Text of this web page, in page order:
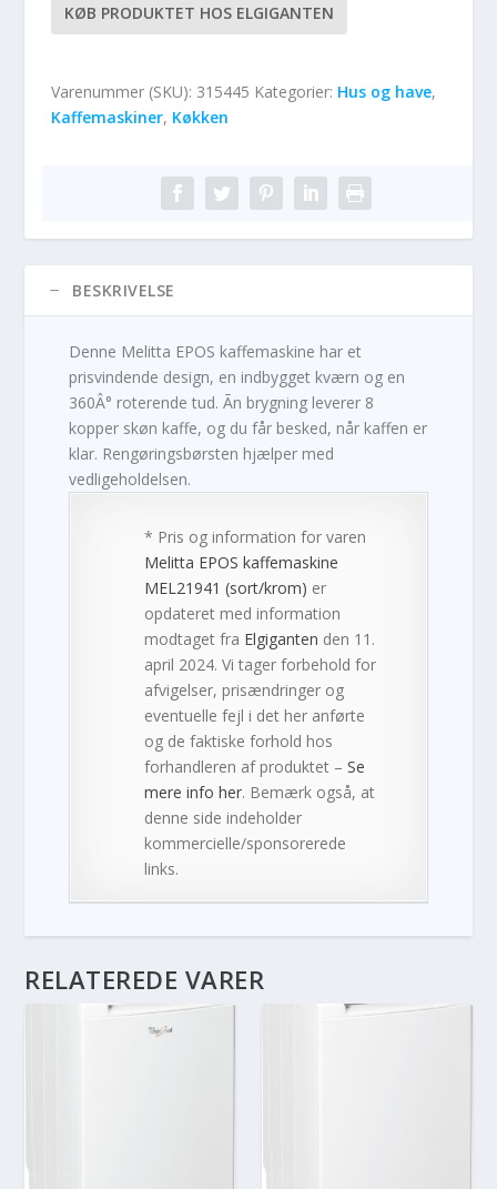
KØB PRODUKTET HOS ELGIGANTEN
Varenummer (SKU): 315445 Kategorier: Hus og have,
Kaffemaskiner, Køkken
BESKRIVELSE
Denne Melitta EPOS kaffemaskine har et
prisvindende design, en indbygget kværn og en
360Â° roterende tud. Ãn brygning leverer 8
kopper skøn kaffe, og du får besked, når kaffen er
klar. Rengøringsbørsten hjælper med
vedligeholdelsen.
* Pris og information for varen
Melitta EPOS kaffemaskine
MEL21941 (sort/krom) er
opdateret med information
modtaget fra Elgiganten den 11.
april 2024. Vi tager forbehold for
afvigelser, prisændringer og
eventuelle fejl i det her anførte
og de faktiske forhold hos
forhandleren af produktet –Se
mere info her. Bemærk også, at
denne side indeholder
kommercielle/sponsorerede
links.
RELATEREDE VARER